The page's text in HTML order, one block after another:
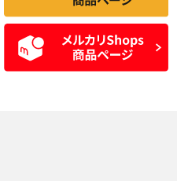
D
残り溝も少なく、偏
磨耗がみられ、短期
間使用できるくらい
の中古品